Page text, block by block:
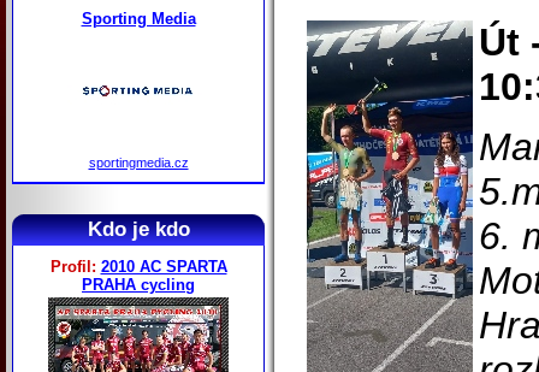
Sporting Media
sportingmedia.cz
Kdo je kdo
Profil: 2010 AC SPARTA
PRAHA cycling
Út
6.